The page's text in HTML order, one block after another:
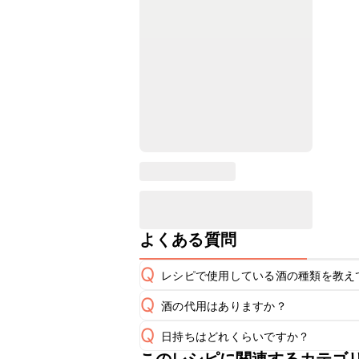
よくある質問
Q レシピで使用している酒の種類を教え
A
Q 酒の代用はありますか？
A
Q 日持ちはどれくらいですか？